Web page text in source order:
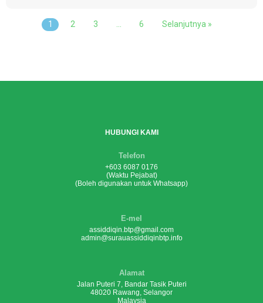
1 2 3 … 6 Selanjutnya »
HUBUNGI KAMI
Telefon
+603 6087 0176
(Waktu Pejabat)
(Boleh digunakan untuk Whatsapp)
E-mel
assiddiqin.btp@gmail.com
admin@surauassiddiqinbtp.info
Alamat
Jalan Puteri 7, Bandar Tasik Puteri
48020 Rawang, Selangor
Malaysia